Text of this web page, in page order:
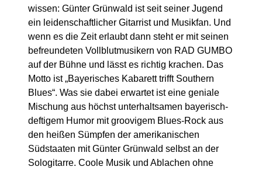
wissen: Günter Grünwald ist seit seiner Jugend
ein leidenschaftlicher Gitarrist und Musikfan. Und
wenn es die Zeit erlaubt dann steht er mit seinen
befreundeten Vollblutmusikern von RAD GUMBO
auf der Bühne und lässt es richtig krachen. Das
Motto ist „Bayerisches Kabarett trifft Southern
Blues“. Was sie dabei erwartet ist eine geniale
Mischung aus höchst unterhaltsamen bayerisch-
deftigem Humor mit groovigem Blues-Rock aus
den heißen Sümpfen der amerikanischen
Südstaaten mit Günter Grünwald selbst an der
Sologitarre. Coole Musik und Ablachen ohne